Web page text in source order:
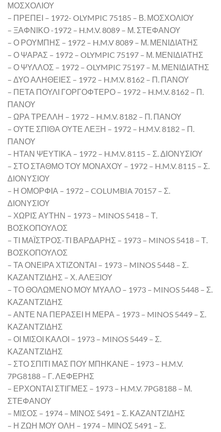
ΜΟΣΧΟΛΙΟΥ
– ΠΡΕΠΕΙ – 1972- OLYMPIC 75185 – Β. ΜΟΣΧΟΛΙΟΥ
– ΞΑΦΝΙΚΟ -1972 – H.M.V. 8089 – Μ. ΣΤΕΦΑΝΟΥ
– Ο ΡΟΥΜΠΗΣ – 1972 – H.M.V 8089 – Μ. ΜΕΝΙΔΙΑΤΗΣ
– Ο ΨΑΡΑΣ – 1972 – OLYMPIC 75197 – Μ. ΜΕΝΙΔΙΑΤΗΣ
– Ο ΨΥΛΛΟΣ – 1972 – OLYMPIC 75197 – Μ. ΜΕΝΙΔΙΑΤΗΣ
– ΔΥΟ ΑΛΗΘΕΙΕΣ – 1972 – H.M.V. 8162 – Π. ΠΑΝΟΥ
– ΠΕΤΑ ΠΟΥΛΙ ΓΟΡΓΟΦΤΕΡΟ – 1972 – H.M.V. 8162 – Π.
ΠΑΝΟΥ
– ΩΡΑ ΤΡΕΛΛΗ – 1972 – H.M.V. 8182 – Π. ΠΑΝΟΥ
– ΟΥΤΕ ΣΠΙΘΑ ΟΥΤΕ ΛΕΞΗ – 1972 – H.M.V. 8182 – Π.
ΠΑΝΟΥ
– ΗΤΑΝ ΨΕΥΤΙΚΑ – 1972 – H.M.V. 8115 – Σ. ΔΙΟΝΥΣΙΟΥ
– ΣΤΟ ΣΤΑΘΜΟ ΤΟΥ ΜΟΝΑΧΟΥ – 1972 – H.M.V. 8115 – Σ.
ΔΙΟΝΥΣΙΟΥ
– Η ΟΜΟΡΦΙΑ – 1972 – COLUMBIA 70157 – Σ.
ΔΙΟΝΥΣΙΟΥ
– ΧΩΡΙΣ ΑΥΤΗΝ – 1973 – MINOS 5418 – Τ.
ΒΟΣΚΟΠΟΥΛΟΣ
– ΤΙ ΜΑΪΣΤΡΟΣ-ΤΙ ΒΑΡΔΑΡΗΣ – 1973 – MINOS 5418 – Τ.
ΒΟΣΚΟΠΟΥΛΟΣ
– ΤΑ ΟΝΕΙΡΑ ΧΤΙΖΟΝΤΑΙ – 1973 – MINOS 5448 – Σ.
ΚΑΖΑΝΤΖΙΔΗΣ – Χ. ΑΛΕΞΙΟΥ
– ΤΟ ΘΟΛΩΜΕΝΟ ΜΟΥ ΜΥΑΛΟ – 1973 – MINOS 5448 – Σ.
ΚΑΖΑΝΤΖΙΔΗΣ
– ΑΝΤΕ ΝΑ ΠΕΡΑΣΕΙ Η ΜΕΡΑ – 1973 – MINOS 5449 – Σ.
ΚΑΖΑΝΤΖΙΔΗΣ
– ΟΙ ΜΙΣΟΙ ΚΑΛΟΙ – 1973 – MINOS 5449 – Σ.
ΚΑΖΑΝΤΖΙΔΗΣ
– ΣΤΟ ΣΠΙΤΙ ΜΑΣ ΠΟΥ ΜΠΗΚΑΝΕ – 1973 – H.M.V.
7PG8188 – Γ. ΛΕΦΕΡΗΣ
– ΕΡΧΟΝΤΑΙ ΣΤΙΓΜΕΣ – 1973 – H.M.V. 7PG8188 – Μ.
ΣΤΕΦΑΝΟΥ
– ΜΙΣΟΣ – 1974 – ΜΙΝΟΣ 5491 – Σ. ΚΑΖΑΝΤΖΙΔΗΣ
– Η ΖΩΗ ΜΟΥ ΟΛΗ – 1974 – ΜΙΝΟΣ 5491 – Σ.